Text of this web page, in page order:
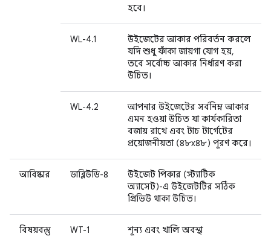
হবে।
WL-4.1
উইজেটের আকার পরিবর্তন করলে
যদি শুধু ফাঁকা জায়গা যোগ হয়,
তবে সর্বোচ্চ আকার নির্ধারণ করা
উচিত।
WL-4.2
আপনার উইজেটের সর্বনিম্ন আকার
এমন হওয়া উচিত যা কার্যকারিতা
বজায় রাখে এবং টাচ টার্গেটের
প্রয়োজনীয়তা (৪৮x৪৮) পূরণ করে।
আবিষ্কার ডাব্লিউডি-৪
উইজেট পিকার (স্ট্যাটিক
অ্যাসেট)-এ উইজেটটির সঠিক
প্রিভিউ থাকা উচিত।
বিষয়বস্তু WT-1
শূন্য এবং খালি অবস্থা